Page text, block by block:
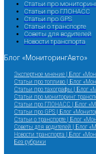
Статьи про
Статьи про ГЛОНАСС
Статьи про GPS
Статьи о транспорте
Советы для водителей
Новости транспорта
Блог «МониторингАвто»
Экспертное мнение | Блог
Статьи про топливо | Блог
Статьи про тахографы | Блог
Статьи про мониторинг
Статьи про ГЛОНАСС | Блог
Статьи про GPS | Блог
Статьи о транспорте | Блог
Советы для водителей | Блог
Новости транспорта | Блог
Без рубрики